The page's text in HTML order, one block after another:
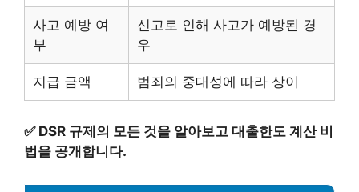
사고 예방 여
부
신고로 인해 사고가 예방된 경
우
지급 금액 범죄의 중대성에 따라 상이
✅ DSR 규제의 모든 것을 알아보고 대출한도 계산 비
법을 공개합니다.